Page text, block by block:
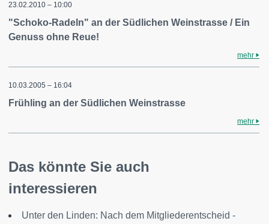
23.02.2010 – 10:00
"Schoko-Radeln" an der Südlichen Weinstrasse / Ein
Genuss ohne Reue!
mehr
10.03.2005 – 16:04
Frühling an der Südlichen Weinstrasse
mehr
Das könnte Sie auch
interessieren
Unter den Linden: Nach dem Mitgliederentscheid -